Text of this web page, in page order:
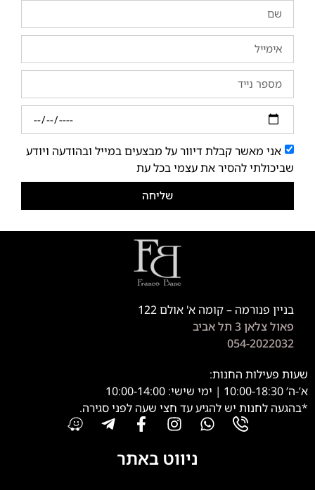
אני מאשר קבלת דיוור על מבצעים במייל ובהודעה ויודע
שביכולתי להסיר את עצמי בכל עת
שליחה
בניין פנורמה – קומה א' אולם 122
פאול צלאן 3 תל אביב
054-2022032
שעות פעילות החנות:
א’-ה’ 10:00-18:30 | ימי שישי: 10:00-14:00
*בהגעה לחנות יש להגיע עד חצי שעה לפני סגירה.
ניווט באתר